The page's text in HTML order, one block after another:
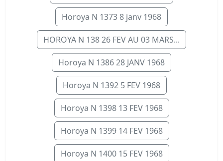
Horoya N 1373 8 janv 1968
HOROYA N 138 26 FEV AU 03 MARS...
Horoya N 1386 28 JANV 1968
Horoya N 1392 5 FEV 1968
Horoya N 1398 13 FEV 1968
Horoya N 1399 14 FEV 1968
Horoya N 1400 15 FEV 1968